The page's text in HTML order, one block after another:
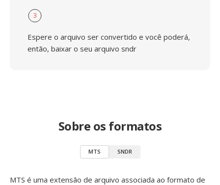
3
Espere o arquivo ser convertido e você poderá,
então, baixar o seu arquivo sndr
Sobre os formatos
MTS SNDR
MTS é uma extensão de arquivo associada ao formato de